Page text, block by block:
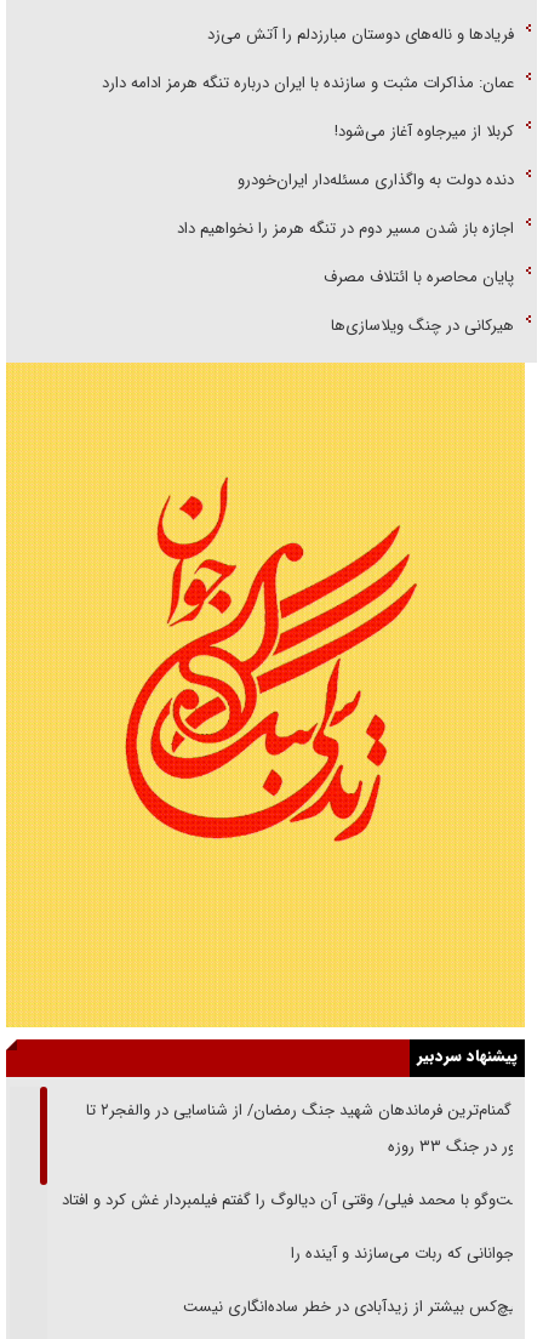
فریاد‌ها و ناله‌های دوستان مبارزدلم را آتش می‌زد
عمان: مذاکرات مثبت و سازنده با ایران درباره تنگه هرمز ادامه دارد
کربلا از میرجاوه آغاز می‌شود!
دنده دولت به واگذاری مسئله‌دار ایران‌خودرو
اجازه باز شدن مسیر دوم در تنگه هرمز را نخواهیم داد
پایان محاصره با ائتلاف مصرف
هیرکانی در چنگ ویلاسازی‌ها
پیشنهاد سردبیر
از گمنام‌ترین فرماندهان شهید جنگ رمضان/ از شناسایی در والفجر۲ تا
حضور در جنگ ۳۳ روزه
گفت‌وگو با محمد فیلی/ وقتی آن دیالوگ را گفتم فیلمبردار غش کرد و افتاد
نوجوانانی که ربات می‌سازند و آینده را
هیچ‌کس بیشتر از زیدآبادی در خطر ساده‌انگاری نیست